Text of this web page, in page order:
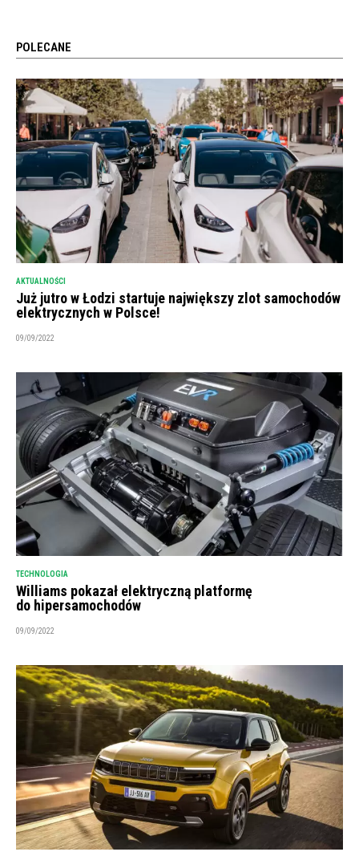
POLECANE
AKTUALNOŚCI
Już jutro w Łodzi startuje największy zlot samochodów
elektrycznych w Polsce!
09/09/2022
TECHNOLOGIA
Williams pokazał elektryczną platformę
do hipersamochodów
09/09/2022